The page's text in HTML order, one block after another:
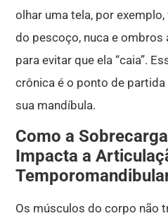
olhar uma tela, por
do pescoço, nuca e ombros
para evitar que ela “caia”.
crônica é o ponto de
sua mandíbula.
Como a
Impacta a
Os músculos do corpo não